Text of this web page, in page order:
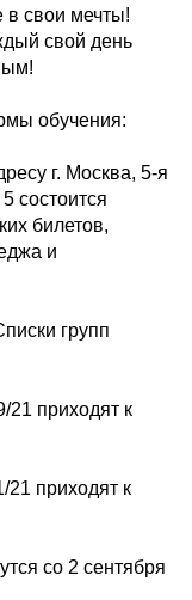
в свои мечты!
свой день
обучения:
г. Москва, 5-я
состоится
билетов,
и
групп
21 приходят к
21 приходят к
со 2 сентября